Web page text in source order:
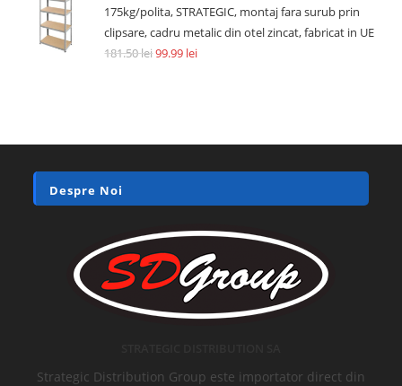
175kg/polita, STRATEGIC, montaj fara surub prin
clipsare, cadru metalic din otel zincat, fabricat in UE
181.50lei99.99 lei
Despre Noi
Strategic Distribution Group este importator direct din